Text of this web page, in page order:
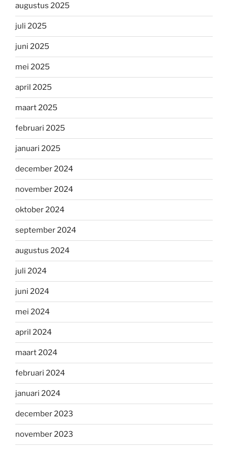
augustus 2025
juli 2025
juni 2025
mei 2025
april 2025
maart 2025
februari 2025
januari 2025
december 2024
november 2024
oktober 2024
september 2024
augustus 2024
juli 2024
juni 2024
mei 2024
april 2024
maart 2024
februari 2024
januari 2024
december 2023
november 2023